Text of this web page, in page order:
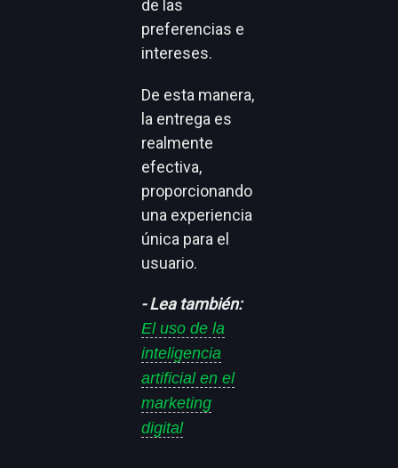
de las
preferencias e
intereses.
De esta manera,
la entrega es
realmente
efectiva,
proporcionando
una experiencia
única para el
usuario.
- Lea también:
El uso de la
inteligencia
artificial en el
marketing
digital